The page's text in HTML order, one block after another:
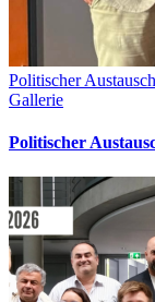
Politischer
Gallerie
Politischer